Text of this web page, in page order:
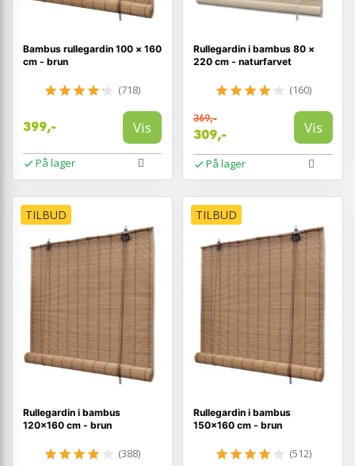
Bambus rullegardin 100 × 160
cm - brun
(718)
399,- Vis
På lager
Rullegardin i bambus 80 ×
220 cm - naturfarvet
(160)
369,-
309,- Vis
På lager
TILBUD
Rullegardin i bambus
120×160 cm - brun
(388)
TILBUD
Rullegardin i bambus
150×160 cm - brun
(512)